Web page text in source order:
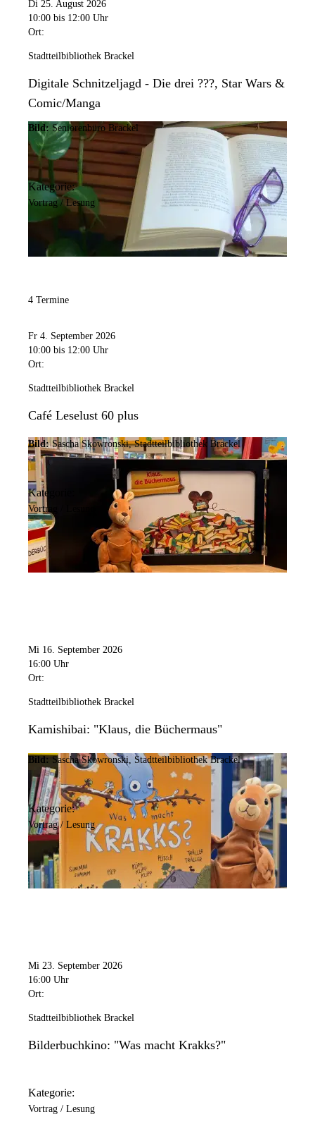
Di 25. August 2026
10:00 bis 12:00 Uhr
Ort:
Stadtteilbibliothek Brackel
Digitale Schnitzeljagd - Die drei ???, Star Wars &
Comic/Manga
Bild: Seniorenbüro Brackel
Kategorie:
Vortrag / Lesung
4 Termine
Fr 4. September 2026
10:00 bis 12:00 Uhr
Ort:
Stadtteilbibliothek Brackel
Café Leselust 60 plus
Bild: Sascha Skowronski, Stadtteilbibliothek Brackel
Kategorie:
Vortrag / Lesung
Mi 16. September 2026
16:00 Uhr
Ort:
Stadtteilbibliothek Brackel
Kamishibai: "Klaus, die Büchermaus"
Bild: Sascha Skowronski, Stadtteilbibliothek Brackel
Kategorie:
Vortrag / Lesung
Mi 23. September 2026
16:00 Uhr
Ort:
Stadtteilbibliothek Brackel
Bilderbuchkino: "Was macht Krakks?"
Kategorie:
Vortrag / Lesung